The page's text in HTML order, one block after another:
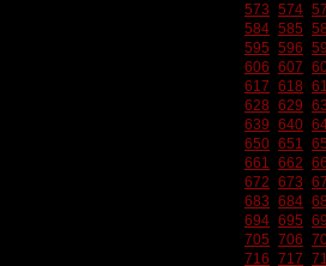
573 574
584 585
595 596
606 607
617 618
628 629
639 640
650 651
661 662
672 673
683 684
694 695
705 706
716 717